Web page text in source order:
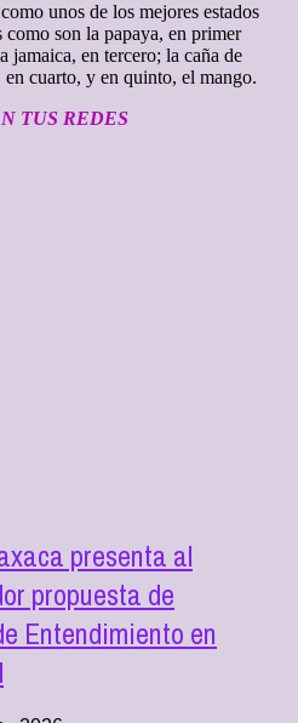
unos de los mejores estados
son la papaya, en primer
jamaica, en tercero; la caña de
cuarto, y en quinto, el mango.
TUS REDES
presenta al
propuesta de
Entendimiento en